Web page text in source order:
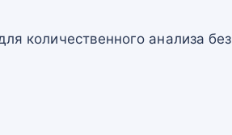
количественного анализа без